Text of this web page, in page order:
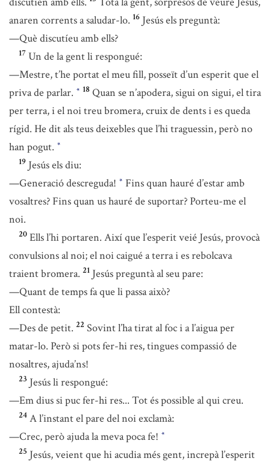
anaren corrents a saludar-lo. 16 Jesús els preguntà:
—Què discutíeu amb ells?
17 Un de la gent li respongué:
—Mestre, t’he portat el meu fill, posseït d’un esperit que el
priva de parlar. * 18 Quan se n’apodera, sigui on sigui, el tira
per terra, i el noi treu bromera, cruix de dents i es queda
rígid. He dit als teus deixebles que l’hi traguessin, però no
han pogut. *
19 Jesús els diu:
—Generació descreguda! * Fins quan hauré d’estar amb
vosaltres? Fins quan us hauré de suportar? Porteu-me el
noi.
20 Ells l’hi portaren. Així que l’esperit veié Jesús, provocà
convulsions al noi; el noi caigué a terra i es rebolcava
traient bromera. 21 Jesús preguntà al seu pare:
—Quant de temps fa que li passa això?
Ell contestà:
—Des de petit. 22 Sovint l’ha tirat al foc i a l’aigua per
matar-lo. Però si pots fer-hi res, tingues compassió de
nosaltres, ajuda’ns!
23 Jesús li respongué:
—Em dius si puc fer-hi res... Tot és possible al qui creu.
24 A l’instant el pare del noi exclamà:
—Crec, però ajuda la meva poca fe! *
25 Jesús, veient que hi acudia més gent, increpà l’esperit